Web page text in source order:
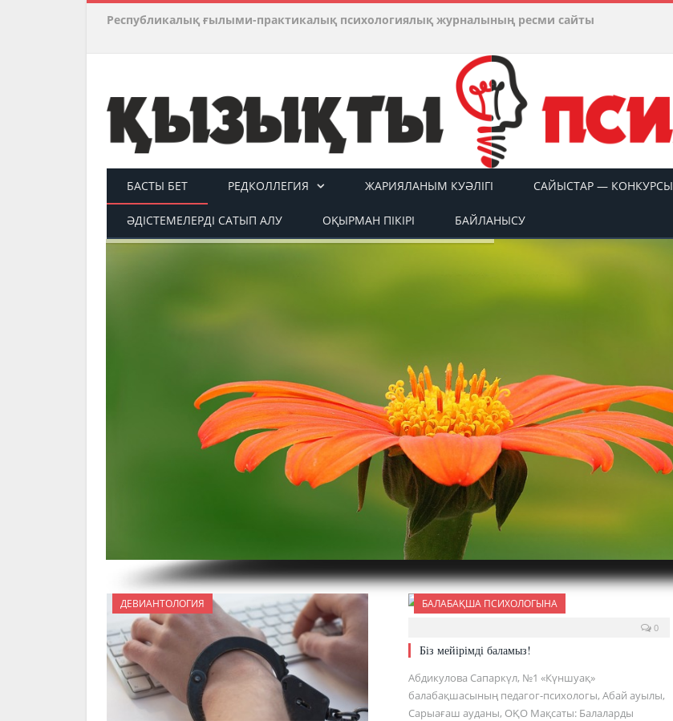
Республикалық ғылыми-практикалық психологиялық журналының ресми сайты
БАСТЫ БЕТ РЕДКОЛЛЕГИЯ ЖАРИЯЛАНЫМ КУӘЛІГІ САЙЫСТАР — КОНКУРСЫ
ӘДІСТЕМЕЛЕРДІ САТЫП АЛУ ОҚЫРМАН ПІКІРІ БАЙЛАНЫСУ
ДЕВИАНТОЛОГИЯ БАЛАБАҚША ПСИХОЛОГЫНА
0
Біз мейірімді баламыз!
Абдикулова Сапаркүл, №1 «Күншуақ»
балабақшасының педагог-психологы, Абай ауылы,
Сарыағаш ауданы, ОҚО Мақсаты: Балаларды